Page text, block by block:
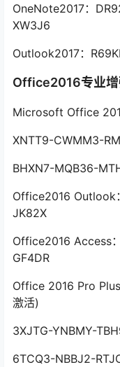
OneNote2017：
XW3J6
Outlook2017：
Office2016专业增
Microsoft Office
XNTT9-CWMM3-
BHXN7-MQB36-
Office2016 Outlook
JK82X
Office2016 Access
GF4DR
Office 2016 Pro
激活)
3XJTG-YNBMY-
6TCQ3-NBBJ2-